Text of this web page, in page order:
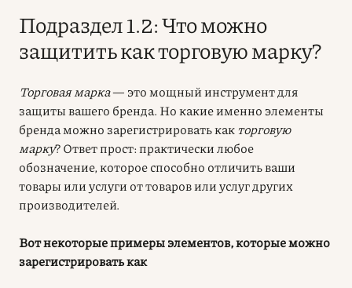
Подраздел 1.2: Что можно
защитить как торговую марку?
Торговая марка— это мощный инструмент для
защиты вашего бренда. Но какие именно элементы
бренда можно зарегистрировать как торговую
марку? Ответ прост: практически любое
обозначение, которое способно отличить ваши
товары или услуги от товаров или услуг других
производителей.
Вот некоторые примеры элементов, которые можно
зарегистрировать как